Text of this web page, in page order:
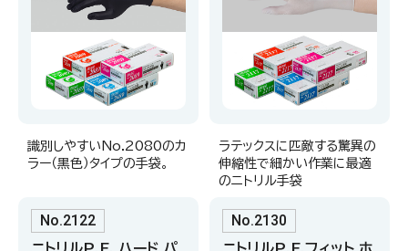
識別しやすいNo.2080のカ
ラー（黒色）タイプの手袋。
ラテックスに匹敵する驚異の
伸縮性で細かい作業に最適
のニトリル手袋
No.2122 No.2130